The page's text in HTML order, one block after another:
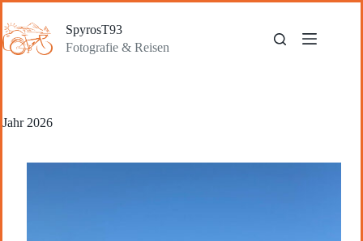
Inhalt
springen
SpyrosT93
Fotografie & Reisen
Jahr2026